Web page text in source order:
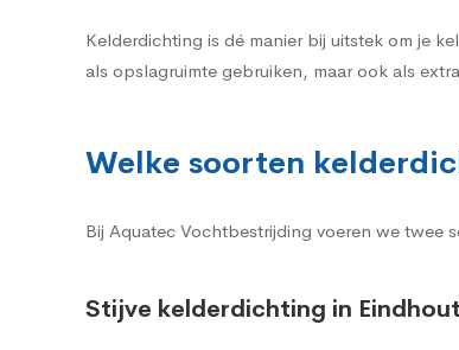
Kelderdichting is dé manier bij uitstek om je
als opslagruimte gebruiken, maar ook als
Welke soorten
Bij Aquatec Vochtbestrijding voeren we twee
Stijve kelderdichting in Eindhout